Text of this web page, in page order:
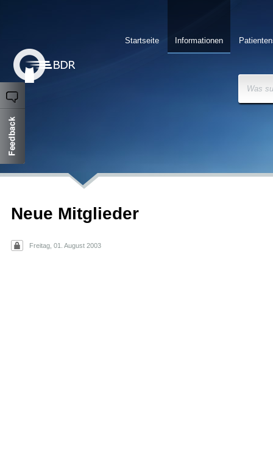
Informationen
Startseite
Was
Neue Mitglieder
Freitag, 01. August 2003